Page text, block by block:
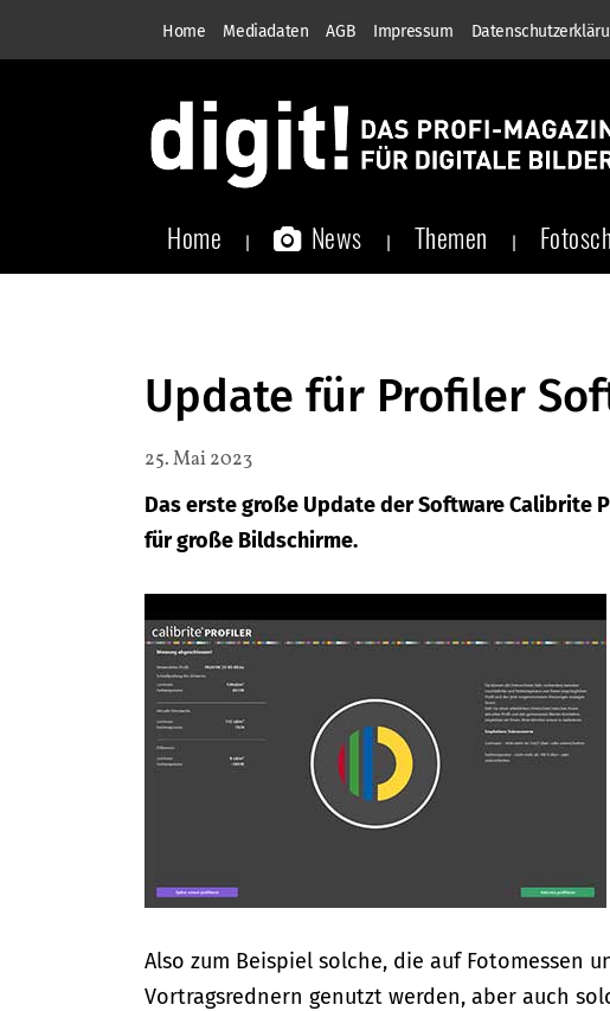
Home Mediadaten AGB Impressum
Home News Themen
Update für Profiler
25. Mai 2023
Das erste große Update der Software
für große Bildschirme.
Also zum Beispiel solche, die auf Fotomessen
Vortragsrednern genutzt werden, aber auch